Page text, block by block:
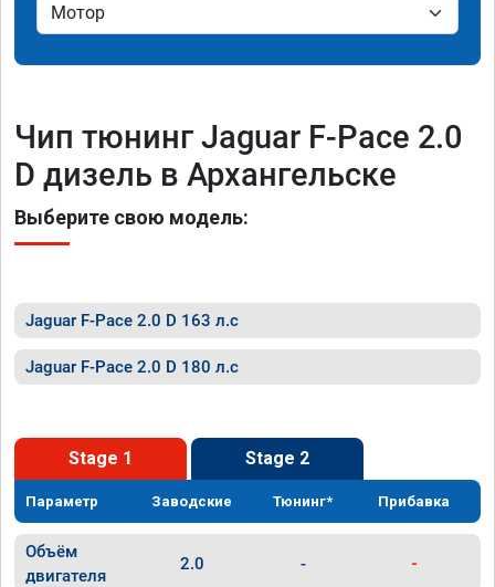
Чип тюнинг Jaguar F-Pace 2.0
D дизель в Архангельске
Выберите свою модель:
Jaguar F-Pace 2.0 D 163 л.с
Jaguar F-Pace 2.0 D 180 л.с
Stage 1 Stage 2
Параметр Заводские Тюнинг* Прибавка
Объём
двигателя
2.0 - -